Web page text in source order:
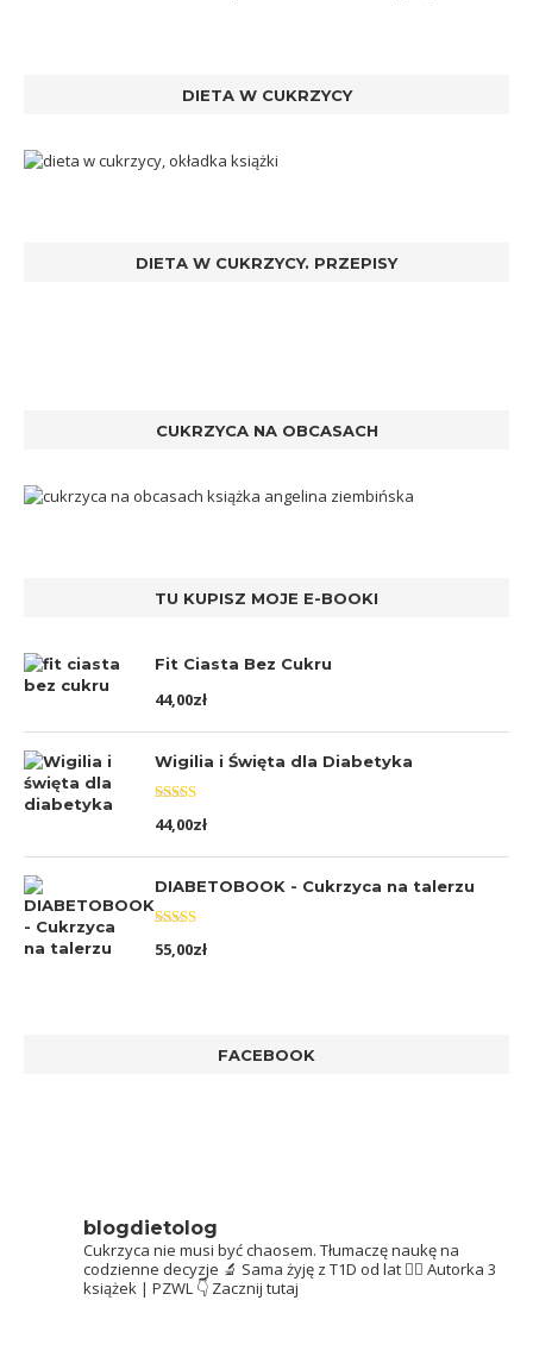
DIETA W CUKRZYCY
DIETA W CUKRZYCY. PRZEPISY
CUKRZYCA NA OBCASACH
TU KUPISZ MOJE E-BOOKI
Fit Ciasta Bez Cukru
44,00zł
Wigilia i Święta dla Diabetyka
Oceniono
5.00na 5
44,00zł
DIABETOBOOK - Cukrzyca na talerzu
Oceniono
5.00na 5
55,00zł
FACEBOOK
blogdietolog
Cukrzyca nie musi być chaosem. Tłumaczę naukę na
codzienne decyzje 🔬 Sama żyję z T1D od lat 👩‍⚕️ Autorka 3
książek | PZWL 👇 Zacznij tutaj